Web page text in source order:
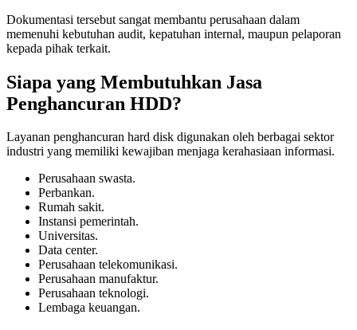
Dokumentasi tersebut sangat membantu perusahaan dalam
memenuhi kebutuhan audit, kepatuhan internal, maupun pelaporan
kepada pihak terkait.
Siapa yang Membutuhkan Jasa
Penghancuran HDD?
Layanan penghancuran hard disk digunakan oleh berbagai sektor
industri yang memiliki kewajiban menjaga kerahasiaan informasi.
Perusahaan swasta.
Perbankan.
Rumah sakit.
Instansi pemerintah.
Universitas.
Data center.
Perusahaan telekomunikasi.
Perusahaan manufaktur.
Perusahaan teknologi.
Lembaga keuangan.